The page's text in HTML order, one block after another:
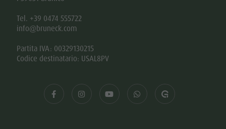
Tel. +39 0474 555722
info@bruneck.com
Partita IVA: 00329130215
Codice destinatario: USAL8PV